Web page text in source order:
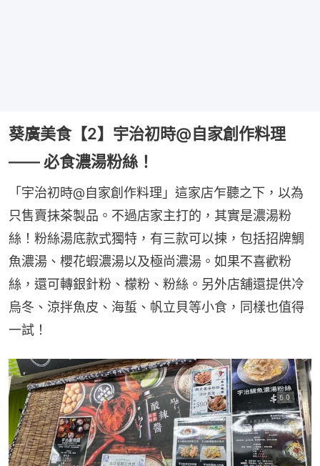
葵廣美食【2】宇治初時@自家創作料理
—— 必食濃湯粉絲！
「宇治初時@自家創作料理」這家店乍聽之下，以為
只售賣抹茶製品。不過店家主打的，其實是濃湯粉
絲！粉絲湯底款式獨特，有三款可以揀，包括招牌鯛
魚濃湯、櫻花蝦濃湯以及極尚濃湯。如果不喜歡粉
絲，還可轉銀針粉、檬粉、粉絲。另外店舖還提供冷
烏冬、涼拌魚皮、海蜇、帆立貝等小食，同樣也值得
一試！